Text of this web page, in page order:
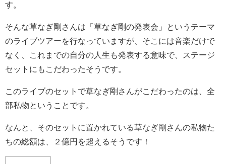
す。
そんな草なぎ剛さんは「草なぎ剛の発表会」というテーマ
のライブツアーを行なっていますが、そこには音楽だけで
なく、これまでの自分の人生も発表する意味で、ステージ
セットにもこだわったそうです。
このライブのセットで草なぎ剛さんがこだわったのは、全
部私物ということです。
なんと、そのセットに置かれている草なぎ剛さんの私物た
ちの総額は、２億円を超えるそうです！